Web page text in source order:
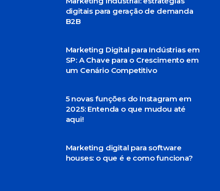
digitais para geração de demanda
B2B
Marketing Digital para Indústrias em
SP: A Chave para o Crescimento em
um Cenário Competitivo
5 novas funções do Instagram em
2025: Entenda o que mudou até
aqui!
Marketing digital para software
houses: o que é e como funciona?